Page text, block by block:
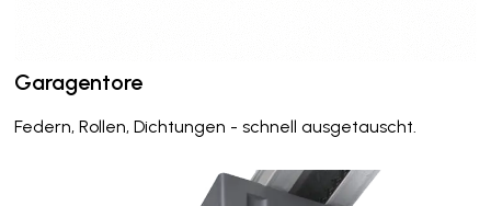
Garagentore
Federn, Rollen, Dichtungen - schnell ausgetauscht.